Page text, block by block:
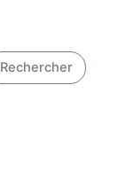
Rechercher